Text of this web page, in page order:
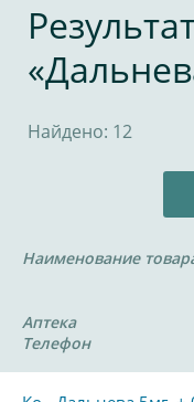
Найдено: 12
Наименование
Аптека
Телефон